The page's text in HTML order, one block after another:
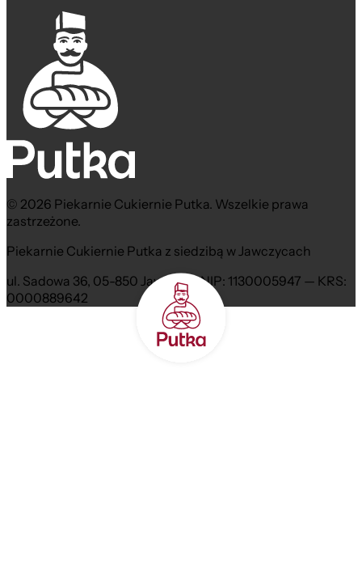
© 2026 Piekarnie Cukiernie Putka. Wszelkie prawa
zastrzeżone.
Piekarnie Cukiernie Putka z siedzibą w Jawczycach
ul. Sadowa 36, 05-850 Jawczyce NIP: 1130005947 — KRS:
0000889642